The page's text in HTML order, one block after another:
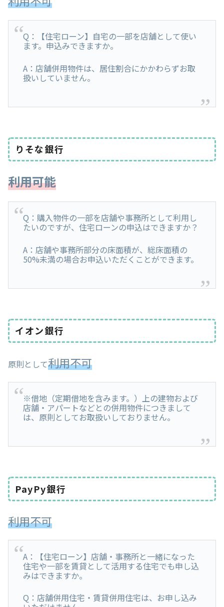
Q：【住宅ローン】自宅の一部を店舗として使い
ます。申込みできますか。
A：店舗併用物件は、居住割合にかかわらずお取
扱いしていません。
りそな銀行
利用可能
Q：購入物件の一部を店舗や事務所として利用し
たいのですが、住宅ローンの申込はできますか？
A：店舗や事務所部分の床面積が、総床面積の
50%未満の場合お申込いただくことができます。
イオン銀行
原則として利用不可
※借地（定期借地を含みます。）上の建物および
店舗・アパートなどとの併用物件につきまして
は、原則としてお取扱いしておりません。
PayPy銀行
利用不可
A：【住宅ローン】店舗・事務所と一緒になった
住宅や一部を賃貸として活用する住宅でも申し込
みはできますか。
Q：店舗併用住宅・賃貸併用住宅は、お申し込み